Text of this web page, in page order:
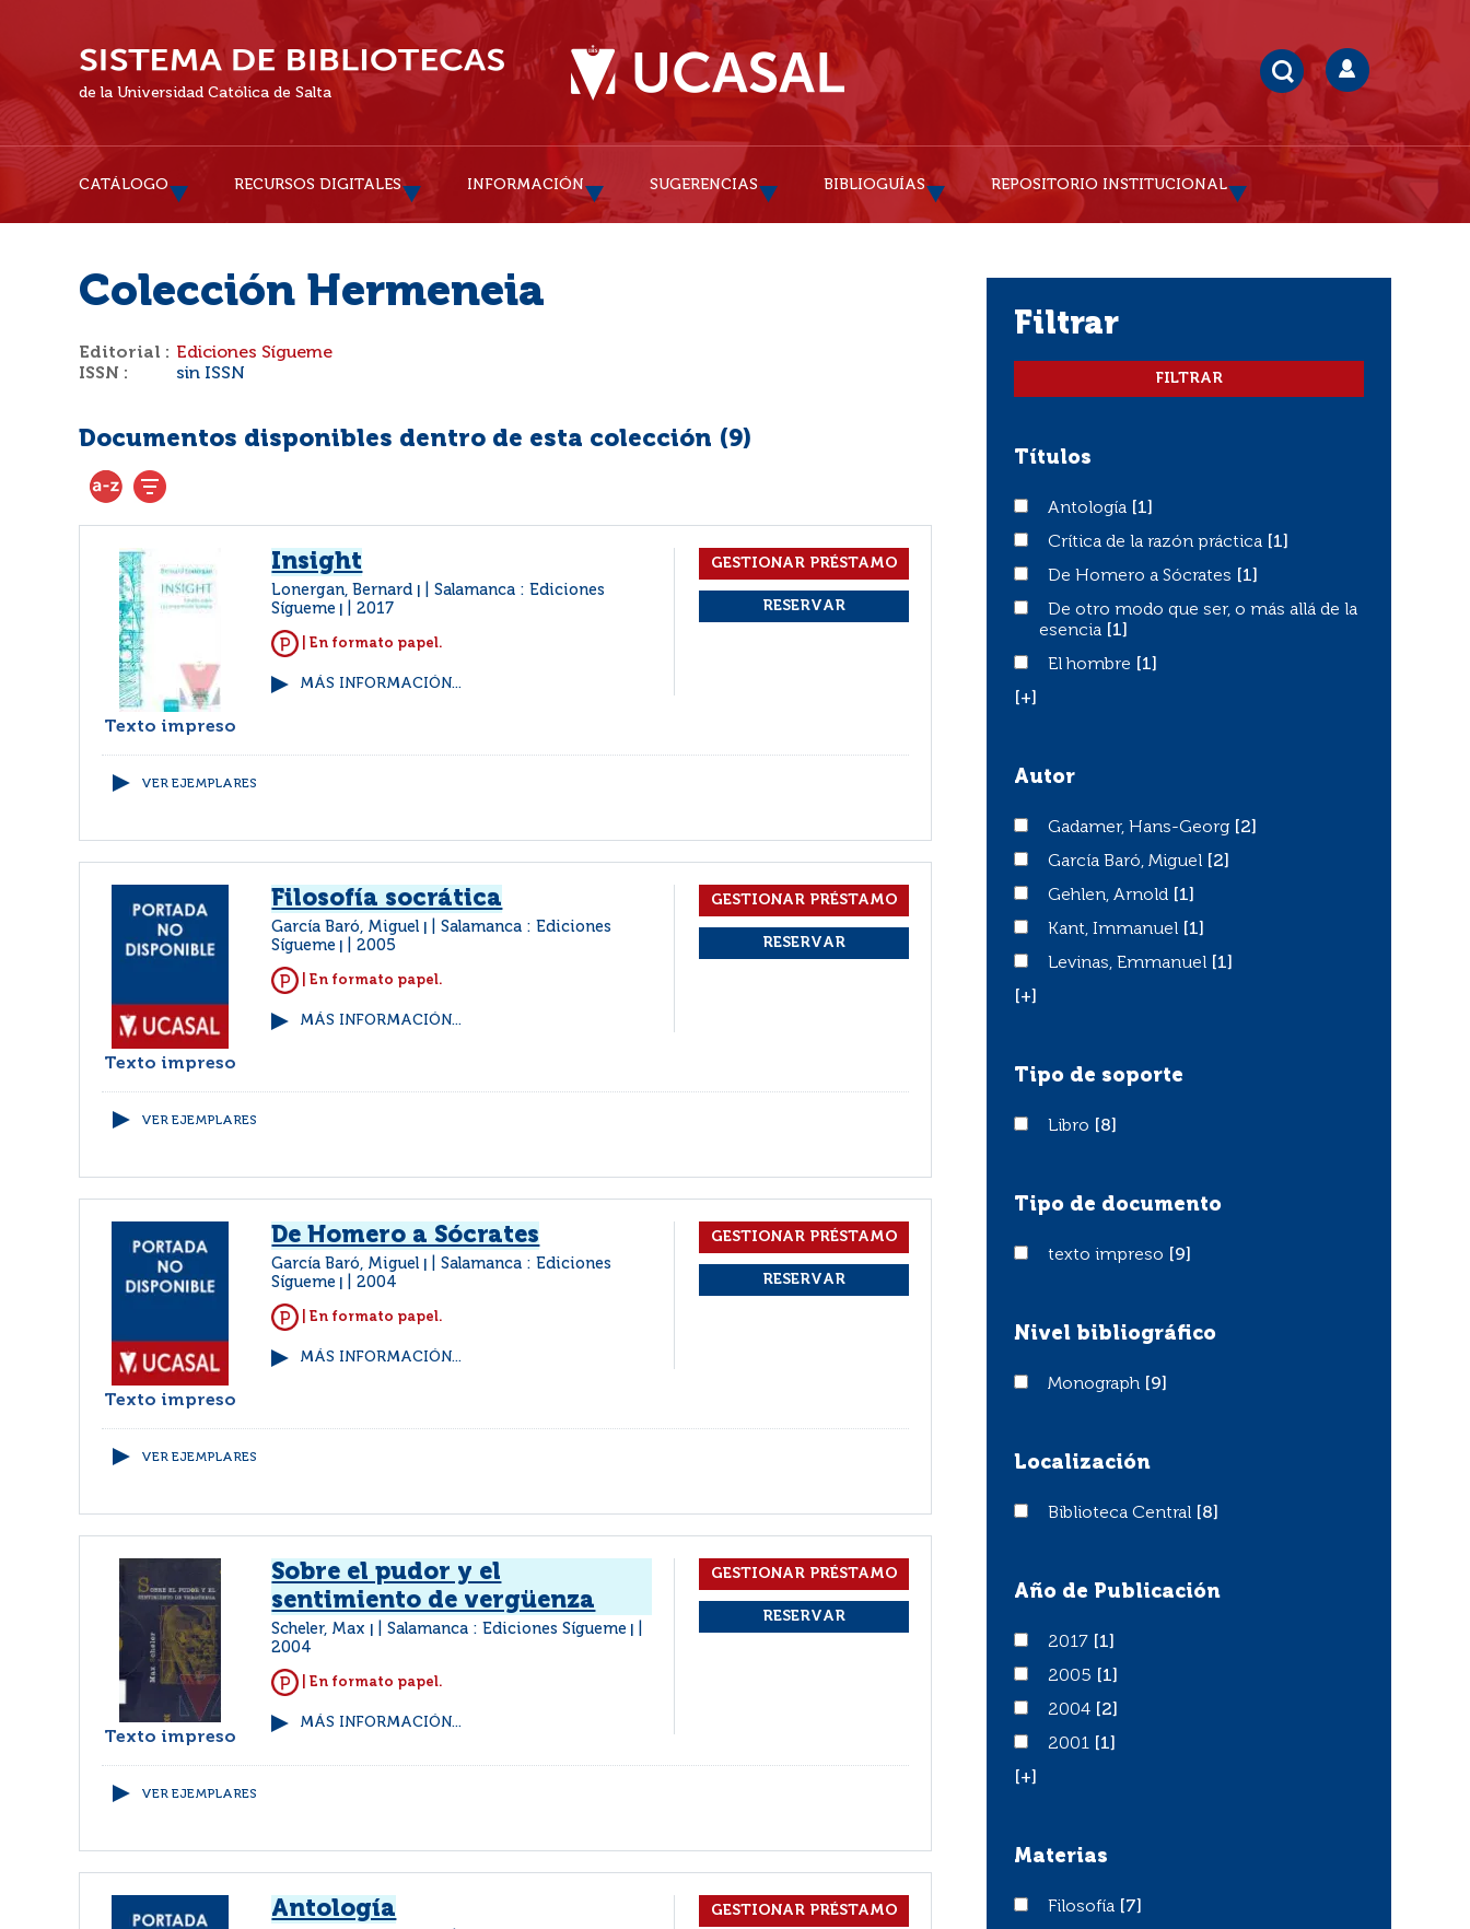
de la Universidad Católica de Salta
CATÁLOGO RECURSOS DIGITALES INFORMACIÓN SUGERENCIAS BIBLIOGUÍAS REPOSITORIO INSTITUCIONAL
Colección Hermeneia
Editorial : Ediciones Sígueme
ISSN :
sin ISSN
Documentos disponibles dentro de esta colección (9)
Texto impreso
Insight
Lonergan, Bernard
Salamanca : Ediciones
Sígueme
2017
| En formato papel.
MÁS INFORMACIÓN...
VER EJEMPLARES
Texto impreso
Filosofía socrática
García Baró, Miguel
Salamanca : Ediciones
Sígueme
2005
| En formato papel.
MÁS INFORMACIÓN...
VER EJEMPLARES
Texto impreso
De Homero a Sócrates
García Baró, Miguel
Salamanca : Ediciones
Sígueme
2004
| En formato papel.
MÁS INFORMACIÓN...
VER EJEMPLARES
Texto impreso
Sobre el pudor y el
sentimiento de vergüenza
Scheler, Max Salamanca : Ediciones Sígueme
2004
| En formato papel.
MÁS INFORMACIÓN...
VER EJEMPLARES
Antología
filtrar
Títulos
Antología
Antología
[1]
Crítica de la razón práctica
Crítica de la razón práctica
[1]
De Homero a Sócrates
De Homero a Sócrates
[1]
De otro modo que ser, o más allá de la esencia
De otro modo que ser, o más allá de la
esencia
[1]
El hombre
El hombre
[1]
[+]
Autor
Gadamer, Hans-Georg
Gadamer, Hans-Georg
[2]
García Baró, Miguel
García Baró, Miguel
[2]
Gehlen, Arnold
Gehlen, Arnold
[1]
Kant, Immanuel
Kant, Immanuel
[1]
Levinas, Emmanuel
Levinas, Emmanuel
[1]
[+]
Tipo de soporte
LibroLibro [8]
Tipo de documento
texto impreso
texto impreso [9]
Nivel bibliográfico
Monograph
Monograph [9]
Localización
Biblioteca Central
Biblioteca Central [8]
Año de Publicación
20172017
[1]
20052005
[1]
20042004
[2]
20012001
[1]
[+]
Materias
FilosofíaFilosofía
[7]